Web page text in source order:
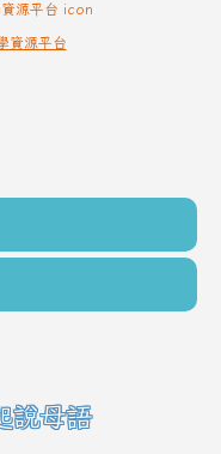
資源平台
說母語